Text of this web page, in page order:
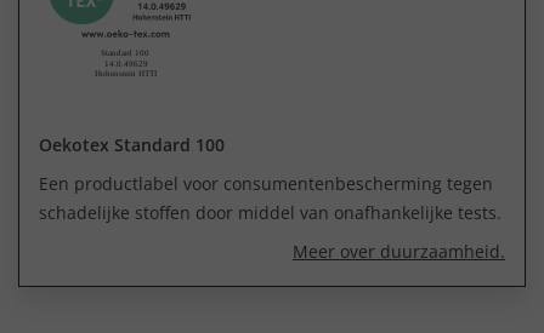
Oekotex Standard 100
Een productlabel voor consumentenbescherming tegen
schadelijke stoffen door middel van onafhankelijke tests.
Meer over duurzaamheid.